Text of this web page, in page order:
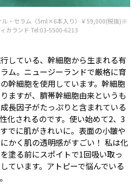
ル・セラム〈5ml×6本入り〉￥59,000(税抜)※
カランド Tel:03-5500-6213
している、幹細胞から生まれる有
ム。ニュージーランドで厳格に育
幹細胞を使用しています。幹細胞
ますが、臍帯幹細胞由来というも
長因子がたっぷりと含まれている
化されるのです。使い始めて2、3
でに肌がきれいに。表面の小皺や
かく肌の透明感がすごい！ 私は化
塗る前にスポイトで1回吸い取っ
ています。アトピーで悩んでいる